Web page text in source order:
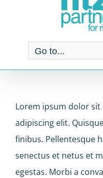
Go to...
Lorem ipsum dolor
adipiscing elit.
finibus. Pellentesque
senectus et netus et
egestas. Morbi a